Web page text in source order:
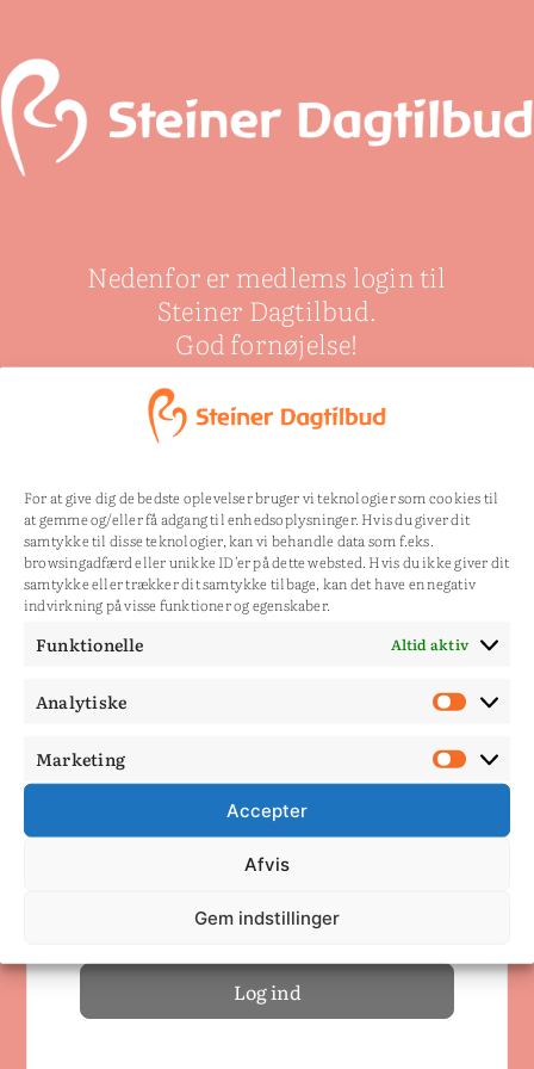
For at give dig de bedste oplevelser bruger vi teknologier som cookies til
at gemme og/eller få adgang til enhedsoplysninger. Hvis du giver dit
samtykke til disse teknologier, kan vi behandle data som f.eks.
browsingadfærd eller unikke ID'er på dette websted. Hvis du ikke giver dit
samtykke eller trækker dit samtykke tilbage, kan det have en negativ
indvirkning på visse funktioner og egenskaber.
Funktionelle Altid aktiv
Analytiske
Marketing
Accepter
Afvis
Gem indstillinger
Nedenfor er medlems login til
Steiner Dagtilbud.
God fornøjelse!
Uautoriseret til:/mp-
files/fingerlege-med-
dyr.doc/
Du skal være medlem for
at se siden.
Dit brugernavn eller email
Adgangskode